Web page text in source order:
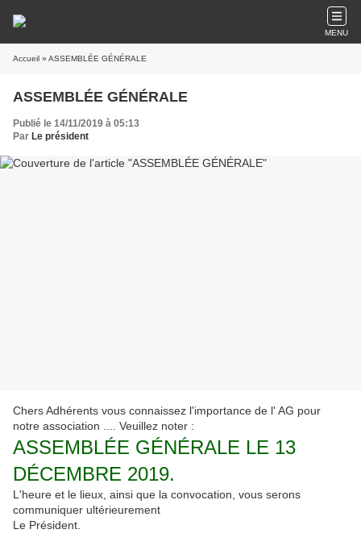
MENU
Accueil » ASSEMBLÉE GÉNÉRALE
ASSEMBLÉE GÉNÉRALE
Publié le 14/11/2019 à 05:13
Par Le président
Chers Adhérents vous connaissez l'importance de l' AG pour
notre association .... Veuillez noter :
ASSEMBLÉE GÉNÉRALE LE 13
DÉCEMBRE 2019.
L'heure et le lieux, ainsi que la convocation, vous serons
communiquer ultérieurement
Le Président.